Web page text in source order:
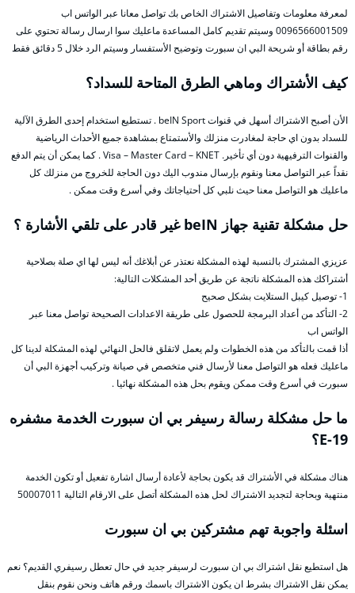
لمعرفة معلومات وتفاصيل الاشتراك الخاص بك تواصل معانا عبر الواتس اب
0096566001509 وسيتم تقديم كامل المساعدة ماعليك سوا ارسال رسالة تحتوي على
رقم بطاقة أو شريحة البي ان سبورت وتوضيح الأستفسار وسيتم الرد خلال 5 دقائق فقط
كيف الأشتراك وماهي الطرق المتاحة للسداد؟
الأن أصبح الاشتراك أسهل في قنوات beIN Sport . تستطيع استخدام إحدى الطرق الآلية
للسداد بدون اي حاجة لمغادرت منزلك والأستمتاع بمشاهدة جميع الأحداث الرياضية
والقنوات الترفيهية دون أي تأخير. Visa – Master Card – KNET . كما يمكن أن يتم الدفع
نقداً عبر التواصل معنا ونقوم بإرسال مندوب اليك دون الحاجة للخروج من منزلك كل
ماعليك هو التواصل معنا حيث نلبي كل أحتياجاتك وفي أسرع وقت ممكن .
حل مشكلة تقنية جهاز beIN غير قادر على تلقي الأشارة ؟
عزيزي المشترك بالنسبة لهذه المشكلة نعتذر عن أبلاغك أنه ليس لها اي صلة بصلاحية
أشتراكك هذه المشكلة ناتجة عن طريق أحد المشكلات التالية:
1- توصيل كيبل الستلايت بشكل صحيح
2- التأكد من أعداد البرمجة للحصول على طريقة الاعدادات الصحيحة تواصل معنا عبر
الواتس اب
أذا قمت بالتأكد من هذه الخطوات ولم يعمل لاتقلق فالحل النهائي لهذه المشكلة لدينا كل
ماعليك فعله هو التواصل معنا لأرسال فني متخصص في صيانة وتركيب أجهزة البي أن
سبورت في أسرع وقت ممكن ويقوم بحل هذه المشكلة نهائيا .
ما حل مشكلة رسالة رسيفر بي ان سبورت الخدمة مشفره
E-19؟
هناك مشكلة في الأشتراك قد يكون بحاجة لأعادة أرسال اشارة تفعيل أو تكون الخدمة
منتهية وبحاجة لتجديد الاشتراك لحل هذه المشكلة أتصل على الارقام التالية 50007011
اسئلة واجوبة تهم مشتركين بي ان سبورت
هل استطيع نقل اشتراك بي ان سبورت لرسيفر جديد في حال تعطل رسيفري القديم؟ نعم
يمكن نقل الاشتراك بشرط ان يكون الاشتراك باسمك ورقم هاتف ونحن نقوم بنقل